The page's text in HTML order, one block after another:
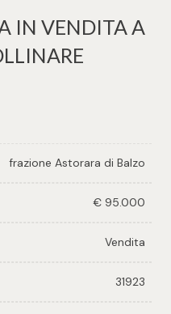
IN VENDITA A
frazione Astorara di Balzo
€ 95.000
Vendita
31923